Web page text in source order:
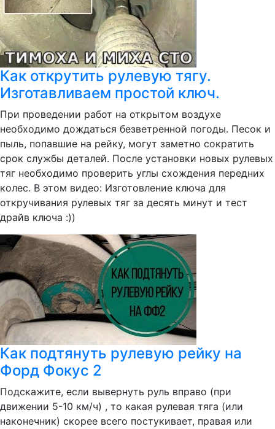
Как открутить рулевую тягу.
Изготавливаем простой ключ.
При проведении работ на открытом воздухе
необходимо дождаться безветренной погоды. Песок и
пыль, попавшие на рейку, могут заметно сократить
срок службы деталей. После установки новых рулевых
тяг необходимо проверить углы схождения передних
колес. В этом видео: Изготовление ключа для
откручивания рулевых тяг за десять минут и тест
драйв ключа :))
Как подтянуть рулевую рейку на
Форд Фокус 2
Подскажите, если вывернуть руль вправо (при
движении 5-10 км/ч) , то какая рулевая тяга (или
наконечник) скорее всего постукивает, правая или